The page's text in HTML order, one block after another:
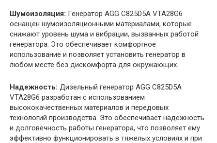
Шумоизоляция: Генератор AGG C825D5A VTA28G6
оснащен шумоизоляционными материалами, которые
снижают уровень шума и вибрации, вызванных работой
генератора. Это обеспечивает комфортное
использование и позволяет установить генератор в
любом месте без дискомфорта для окружающих.
Надежность: Дизельный генератор AGG C825D5A
VTA28G6 разработан с использованием
высококачественных материалов и передовых
технологий производства. Это обеспечивает надежность
и долговечность работы генератора, что позволяет ему
эффективно функционировать в тяжелых условиях и при